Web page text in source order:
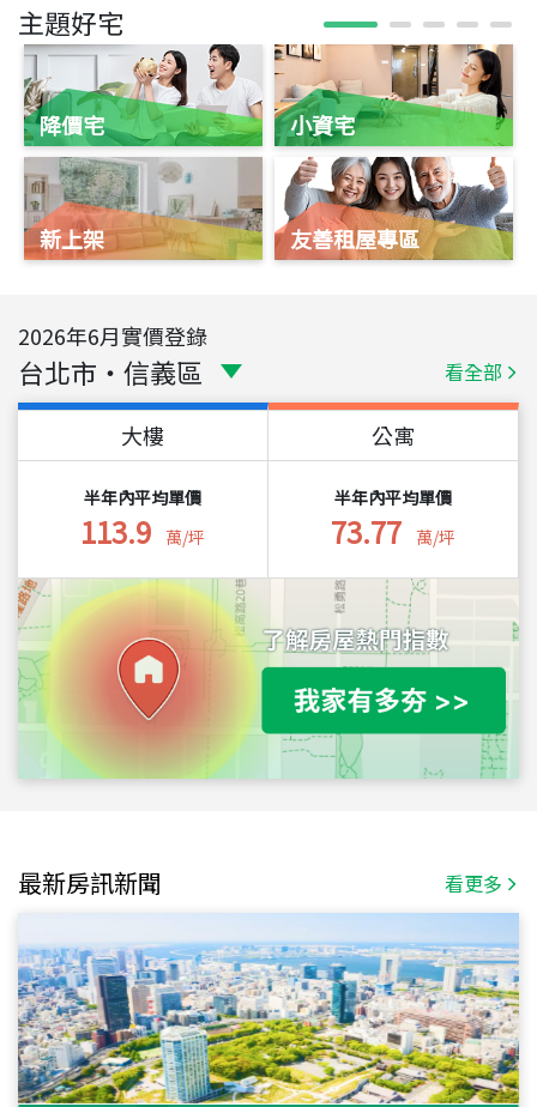
主題好宅
降價宅
新上架
小資宅
友善租屋專區
2026年6月實價登錄
台北市 ・ 信義區 看全部
大樓
半年內平均單價
113.9 萬/坪
公寓
半年內平均單價
73.77 萬/坪
最新房訊新聞 看更多